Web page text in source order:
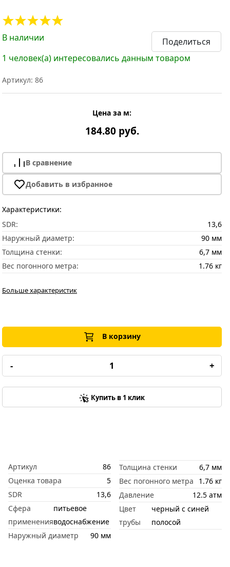
В наличии
Поделиться
1 человек(а) интересовались данным товаром
Артикул: 86
Цена за м:
184.80 руб.
В сравнение
Добавить в избранное
Характеристики:
SDR:
13,6
Наружный диаметр:
90 мм
Толщина стенки:
6,7 мм
Вес погонного метра:
1.76 кг
Больше характеристик
В корзину
- +
Купить в 1 клик
Артикул
86
Оценка товара
5
SDR
13,6
Сфера
применения
питьевое
водоснабжение
Наружный диаметр
90 мм
Толщина стенки
6,7 мм
Вес погонного метра
1.76 кг
Давление
12.5 атм
Цвет
трубы
черный с синей
полосой